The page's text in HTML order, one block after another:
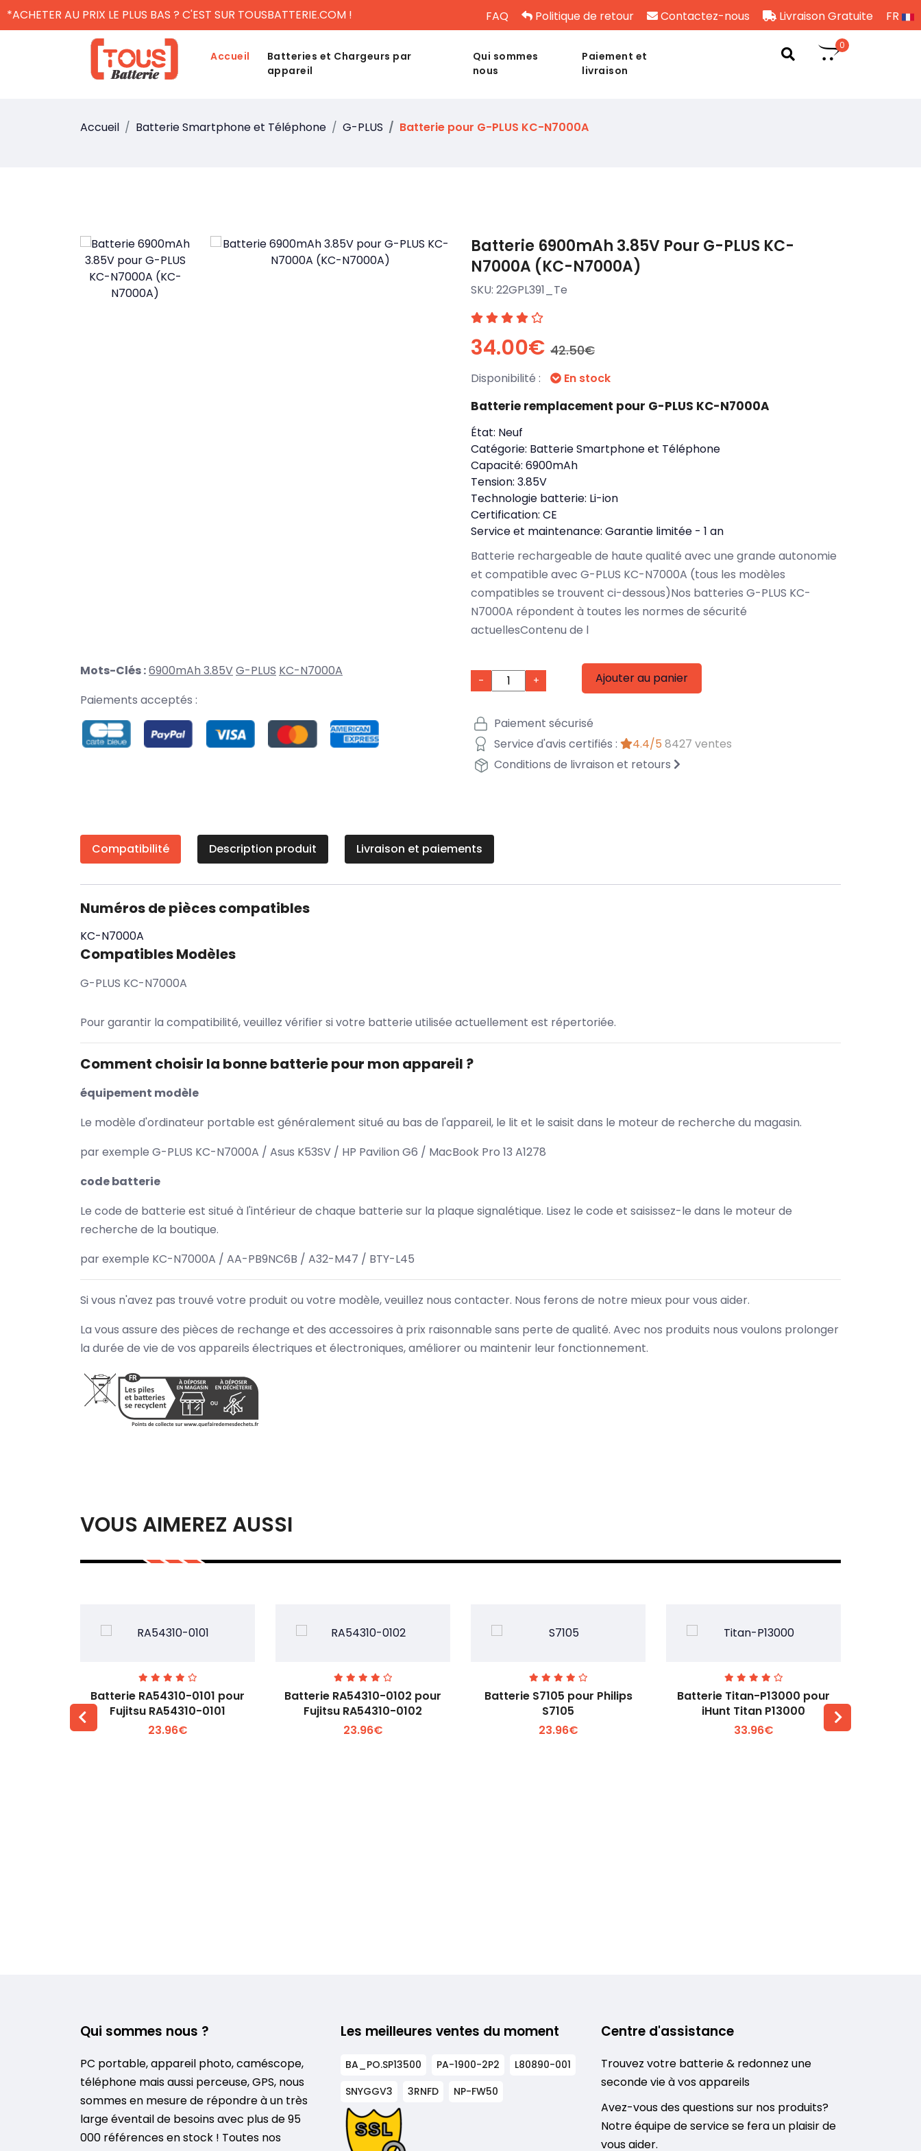
*ACHETER AU PRIX LE PLUS BAS ? C'EST SUR TOUSBATTERIE.COM ! FAQ Politique de retour Contactez-nous Livraison Gratuite FR
Accueil
Batteries et Chargeurs par
appareil
Qui sommes
nous
Paiement et
livraison
0
Accueil Batterie Smartphone et Téléphone G-PLUS Batterie pour G-PLUS KC-N7000A
Mots-Clés :6900mAh 3.85VG-PLUS KC-N7000A
Paiements acceptés :
Batterie 6900mAh 3.85V Pour G-PLUS KC-
N7000A (KC-N7000A)
SKU: 22GPL391_Te
34.00€ 42.50€
Disponibilité : En stock
Batterie remplacement pour G-PLUS KC-N7000A
État: Neuf
Catégorie: Batterie Smartphone et Téléphone
Capacité: 6900mAh
Tension: 3.85V
Technologie batterie: Li-ion
Certification: CE
Service et maintenance: Garantie limitée - 1 an
Batterie rechargeable de haute qualité avec une grande autonomie
et compatible avec G-PLUS KC-N7000A (tous les modèles
compatibles se trouvent ci-dessous)Nos batteries G-PLUS KC-
N7000A répondent à toutes les normes de sécurité
actuellesContenu de l
- + Ajouter au panier
Paiement sécurisé
Service d'avis certifiés :
4.4/5 8427 ventes
Conditions de livraison et retours
Compatibilité Description produit Livraison et paiements
Numéros de pièces compatibles
KC-N7000A
Compatibles Modèles
G-PLUS KC-N7000A
Pour garantir la compatibilité, veuillez vérifier si votre batterie utilisée actuellement est répertoriée.
Comment choisir la bonne batterie pour mon appareil ?
équipement modèle
Le modèle d'ordinateur portable est généralement situé au bas de l'appareil, le lit et le saisit dans le moteur de recherche du magasin.
par exemple G-PLUS KC-N7000A / Asus K53SV / HP Pavilion G6 / MacBook Pro 13 A1278
code batterie
Le code de batterie est situé à l'intérieur de chaque batterie sur la plaque signalétique. Lisez le code et saisissez-le dans le moteur de
recherche de la boutique.
par exemple KC-N7000A / AA-PB9NC6B / A32-M47 / BTY-L45
Si vous n'avez pas trouvé votre produit ou votre modèle, veuillez nous contacter. Nous ferons de notre mieux pour vous aider.
La vous assure des pièces de rechange et des accessoires à prix raisonnable sans perte de qualité. Avec nos produits nous voulons prolonger
la durée de vie de vos appareils électriques et électroniques, améliorer ou maintenir leur fonctionnement.
VOUS AIMEREZ AUSSI
Voir plus +
Batterie RA54310-0101 pour
Fujitsu RA54310-0101
23.96€
Voir plus +
Batterie RA54310-0102 pour
Fujitsu RA54310-0102
23.96€
Voir plus +
Batterie S7105 pour Philips
S7105
23.96€
Voir plus +
Batterie Titan-P13000 pour
iHunt Titan P13000
33.96€
Qui sommes nous ?
PC portable, appareil photo, caméscope,
téléphone mais aussi perceuse, GPS, nous
sommes en mesure de répondre à un très
large éventail de besoins avec plus de 95
000 références en stock ! Toutes nos
Les meilleures ventes du moment
BA_PO.SP13500 PA-1900-2P2
L80890-001
SNYGGV3
3RNFD NP-FW50
Centre d'assistance
Trouvez votre batterie & redonnez une
seconde vie à vos appareils
Avez-vous des questions sur nos produits?
Notre équipe de service se fera un plaisir de
vous aider.